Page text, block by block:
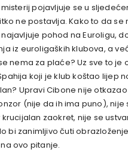
pojavljuje se u
ne postavlja. Kako to da se
pohod na Euroligu,
iz euroligaških klubova, a
nema za plaće? Uz sve to je
koji je klub koštao lijep
Upravi Cibone nije
(nije da ih ima puno), nije
krucijalan zaokret, nije se
bi zanimljivo čuti
ovo pitanje.